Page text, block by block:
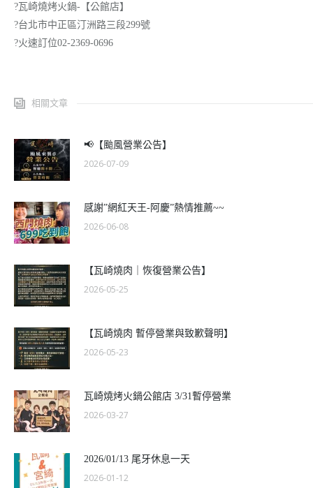
?瓦崎燒烤火鍋-【公館店】
?台北市中正區汀洲路三段299號
?火速訂位02-2369-0696
相關文章
📢【颱風營業公告】
2026-07-09
感謝”網紅天王-阿慶”熱情推薦~~
2026-06-08
【瓦崎燒肉｜恢復營業公告】
2026-05-25
【瓦崎燒肉 暫停營業與致歉聲明】
2026-05-23
瓦崎燒烤火鍋公館店 3/31暫停營業
2026-03-27
2026/01/13 尾牙休息一天
2026-01-12